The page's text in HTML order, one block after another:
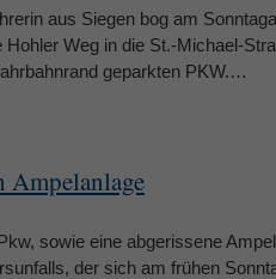
aus Siegen bog am
Weg in die St.-Michael-
geparkten PKW.…
Ampelanlage
sowie eine abgerissene
der sich am frühen